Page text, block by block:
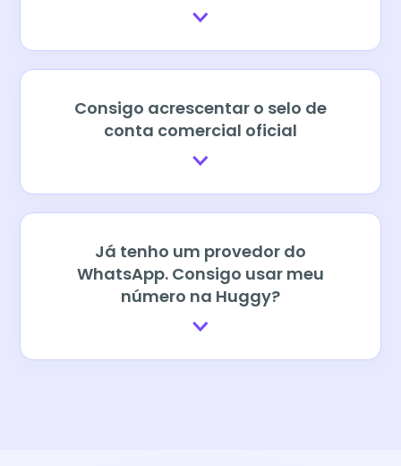
Consigo acrescentar o selo de
conta comercial oficial
Já tenho um provedor do
WhatsApp. Consigo usar meu
número na Huggy?